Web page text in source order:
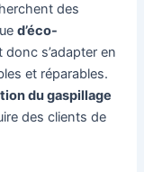
des
d’éco-
s’adapter en
et réparables.
du gaspillage
des clients de